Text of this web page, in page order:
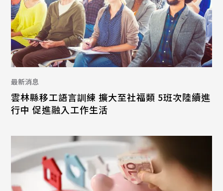
最新消息
雲林縣移工語言訓練 擴大至社福類 5班次陸續進
行中 促進融入工作生活